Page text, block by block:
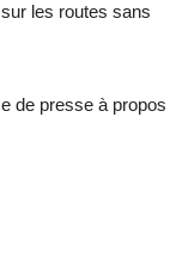
les routes sans
de presse à propos